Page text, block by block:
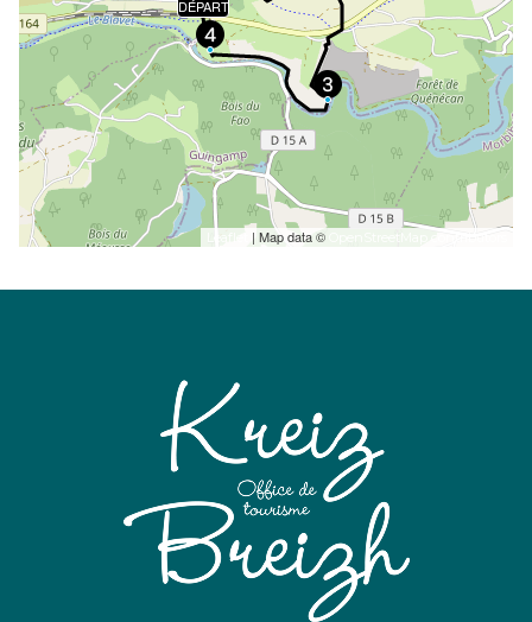
DÉPART
Leaflet | Map data ©